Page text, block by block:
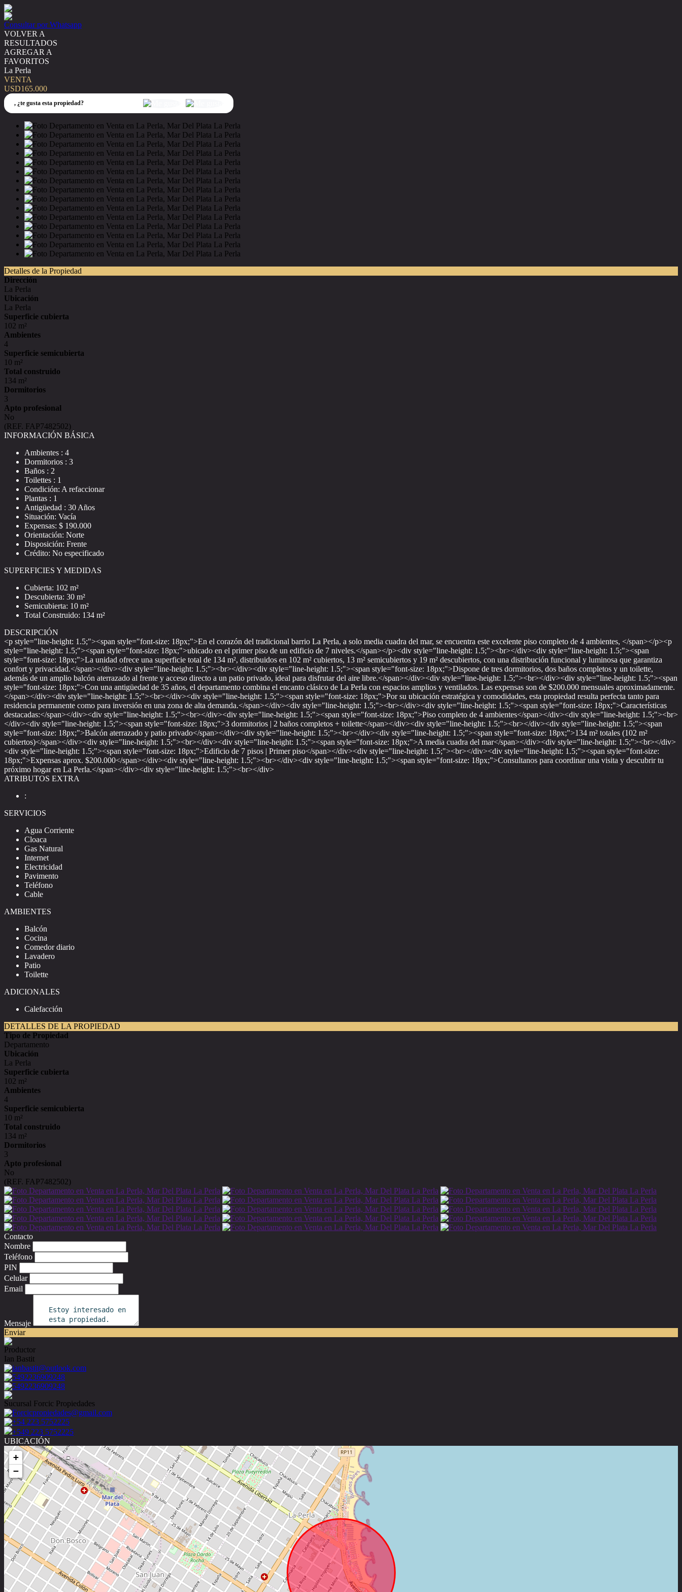
Consultar por Whatsapp
VOLVER A
RESULTADOS
AGREGAR A
FAVORITOS
La Perla
VENTA
USD165.000
, ¿te gusta esta propiedad?
Detalles de la Propiedad
Dirección
La Perla
Ubicación
La Perla
Superficie cubierta
102 m²
Ambientes
4
Superficie semicubierta
10 m²
Total construido
134 m²
Dormitorios
3
Apto profesional
No
(REF. FAP7482502)
INFORMACIÓN BÁSICA
Ambientes : 4
Dormitorios : 3
Baños : 2
Toilettes : 1
Condición: A refaccionar
Plantas : 1
Antigüedad : 30 Años
Situación: Vacía
Expensas: $ 190.000
Orientación: Norte
Disposición: Frente
Crédito: No especificado
SUPERFICIES Y MEDIDAS
Cubierta: 102 m²
Descubierta: 30 m²
Semicubierta: 10 m²
Total Construido: 134 m²
DESCRIPCIÓN
<p style="line-height: 1.5;"><span style="font-size: 18px;">En el corazón del tradicional barrio La Perla, a solo media cuadra del mar, se encuentra este excelente piso completo de 4 ambientes, </span></p><p
style="line-height: 1.5;"><span style="font-size: 18px;">ubicado en el primer piso de un edificio de 7 niveles.</span></p><div style="line-height: 1.5;"><br></div><div style="line-height: 1.5;"><span
style="font-size: 18px;">La unidad ofrece una superficie total de 134 m², distribuidos en 102 m² cubiertos, 13 m² semicubiertos y 19 m² descubiertos, con una distribución funcional y luminosa que garantiza
confort y privacidad.</span></div><div style="line-height: 1.5;"><br></div><div style="line-height: 1.5;"><span style="font-size: 18px;">Dispone de tres dormitorios, dos baños completos y un toilette,
además de un amplio balcón aterrazado al frente y acceso directo a un patio privado, ideal para disfrutar del aire libre.</span></div><div style="line-height: 1.5;"><br></div><div style="line-height: 1.5;"><span
style="font-size: 18px;">Con una antigüedad de 35 años, el departamento combina el encanto clásico de La Perla con espacios amplios y ventilados. Las expensas son de $200.000 mensuales aproximadamente.
</span></div><div style="line-height: 1.5;"><br></div><div style="line-height: 1.5;"><span style="font-size: 18px;">Por su ubicación estratégica y comodidades, esta propiedad resulta perfecta tanto para
residencia permanente como para inversión en una zona de alta demanda.</span></div><div style="line-height: 1.5;"><br></div><div style="line-height: 1.5;"><span style="font-size: 18px;">Características
destacadas:</span></div><div style="line-height: 1.5;"><br></div><div style="line-height: 1.5;"><span style="font-size: 18px;">Piso completo de 4 ambientes</span></div><div style="line-height: 1.5;"><br>
</div><div style="line-height: 1.5;"><span style="font-size: 18px;">3 dormitorios | 2 baños completos + toilette</span></div><div style="line-height: 1.5;"><br></div><div style="line-height: 1.5;"><span
style="font-size: 18px;">Balcón aterrazado y patio privado</span></div><div style="line-height: 1.5;"><br></div><div style="line-height: 1.5;"><span style="font-size: 18px;">134 m² totales (102 m²
cubiertos)</span></div><div style="line-height: 1.5;"><br></div><div style="line-height: 1.5;"><span style="font-size: 18px;">A media cuadra del mar</span></div><div style="line-height: 1.5;"><br></div>
<div style="line-height: 1.5;"><span style="font-size: 18px;">Edificio de 7 pisos | Primer piso</span></div><div style="line-height: 1.5;"><br></div><div style="line-height: 1.5;"><span style="font-size:
18px;">Expensas aprox. $200.000</span></div><div style="line-height: 1.5;"><br></div><div style="line-height: 1.5;"><span style="font-size: 18px;">Consultanos para coordinar una visita y descubrir tu
próximo hogar en La Perla.</span></div><div style="line-height: 1.5;"><br></div>
ATRIBUTOS EXTRA
:
SERVICIOS
Agua Corriente
Cloaca
Gas Natural
Internet
Electricidad
Pavimento
Teléfono
Cable
AMBIENTES
Balcón
Cocina
Comedor diario
Lavadero
Patio
Toilette
ADICIONALES
Calefacción
DETALLES DE LA PROPIEDAD
Tipo de Propiedad
Departamento
Ubicación
La Perla
Superficie cubierta
102 m²
Ambientes
4
Superficie semicubierta
10 m²
Total construido
134 m²
Dormitorios
3
Apto profesional
No
(REF. FAP7482502)
Contacto
Nombre
Teléfono
PIN
Celular
Email
Mensaje
Enviar
Productor
Ian Bastit
ianbastit@outlook.com
5492236909248
5492236909248
Sucursal Forcic Propiedades
Forcicpropiedades@gmail.com
+54 223 5752225
+549 223 5752225
UBICACIÓN
+
−